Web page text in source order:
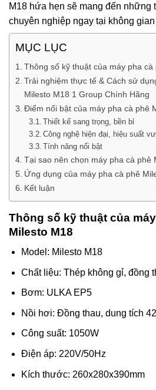
M18 hứa hẹn sẽ mang đến những
chuyên nghiệp ngay tại không
MỤC LỤC
Thông số kỹ thuật của máy pha cà
Trải nghiệm thực tế & Cách sử
Milesto M18 1 Group Chính Hãng
Điểm nổi bật của máy pha cà phê
Thiết kế sang trọng, bền bỉ
Công nghệ hiện đại, hiệu suất
Tính năng nổi bật
Tại sao nên chọn máy pha cà phê
Ứng dụng của máy pha cà phê
Kết luận
Thông số kỹ thuật của
Milesto M18
Model: Milesto M18
Chất liệu: Thép không gỉ, đồng
Bơm: ULKA EP5
Nồi hơi: Đồng thau, dung tích
Công suất: 1050W
Điện áp: 220V/50Hz
Kích thước: 260x280x390mm